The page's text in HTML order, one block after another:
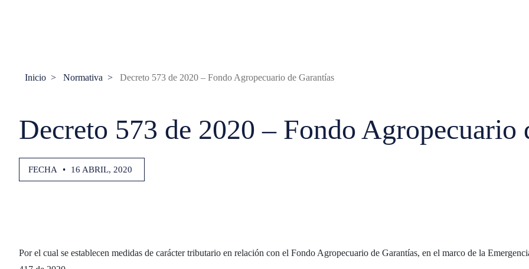
Inicio Normativa Decreto 573 de 2020 – Fondo Agropecuario de Garantías
Decreto 573 de 2020 – Fondo Agropecuario
FECHA • 16 ABRIL, 2020
Por el cual se establecen medidas de carácter tributario en relación con el Fondo Agropecuario de Garantías, en el marco de la